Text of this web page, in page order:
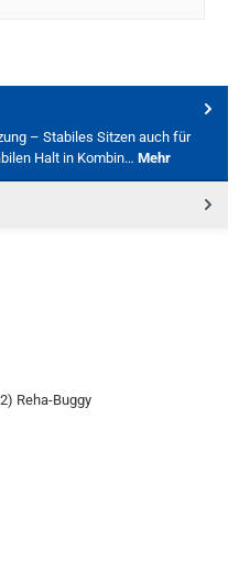
– Stabiles Sitzen auch für
Halt in Kombin… Mehr